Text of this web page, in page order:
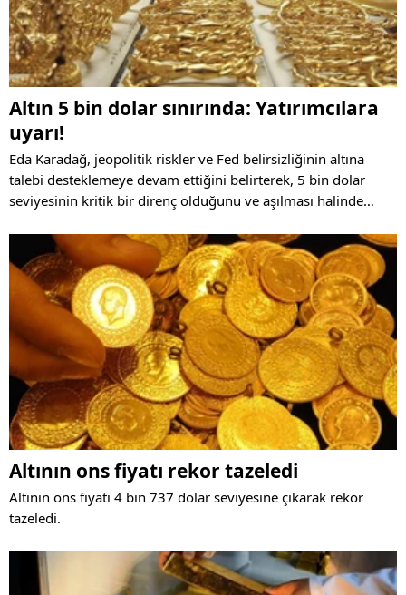
Altın 5 bin dolar sınırında: Yatırımcılara
uyarı!
Eda Karadağ, jeopolitik riskler ve Fed belirsizliğinin altına
talebi desteklemeye devam ettiğini belirterek, 5 bin dolar
seviyesinin kritik bir direnç olduğunu ve aşılması halinde
Altının ons fiyatı rekor tazeledi
Altının ons fiyatı 4 bin 737 dolar seviyesine çıkarak rekor
tazeledi.